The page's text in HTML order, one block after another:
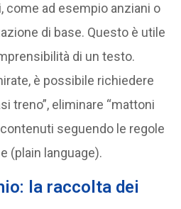
ad esempio anziani o
di base. Questo è utile
di un testo.
è possibile richiedere
treno”, eliminare “mattoni
seguendo le regole
(plain language).
la raccolta dei